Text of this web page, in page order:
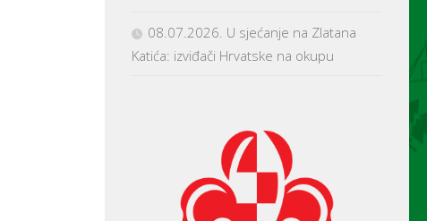
08.07.2026. U sjećanje na Zlatana
Katića: izviđači Hrvatske na okupu